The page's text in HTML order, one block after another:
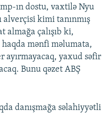
ın dostu, vaxtilə Nyu
kimi tanınmış
almağa çalışıb ki,
mənfi məlumata,
ayırmayacaq, yaxud səfir
Bunu qəzet ABŞ
danışmağa səlahiyyətli